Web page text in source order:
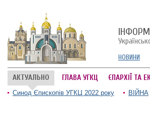
НОВИНИ
АКТУАЛЬНО ГЛАВА УГКЦ ЄПАРХІЇ ТА
Синод Єпископів УГКЦ 2022 року ВІЙНА